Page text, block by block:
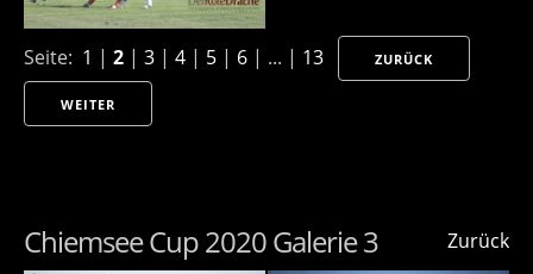
Seite: 1 | 2 | 3 | 4 | 5 | 6 | ... | 13 ZURÜCK
WEITER
Zurück
Chiemsee Cup 2020 Galerie 3